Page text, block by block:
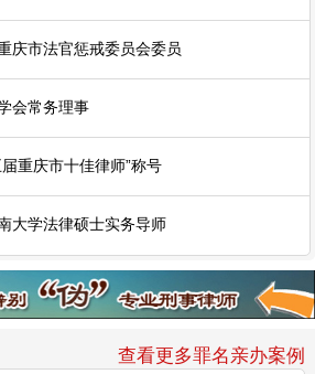
庆市法官惩戒委员会委员
会常务理事
重庆市十佳律师”称号
大学法律硕士实务导师
查看更多罪名亲办案例